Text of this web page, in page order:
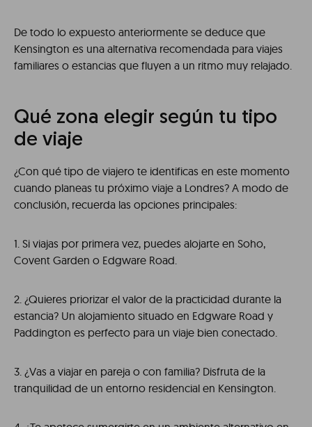
De todo lo expuesto anteriormente se deduce que
Kensington es una alternativa recomendada para viajes
familiares o estancias que fluyen a un ritmo muy relajado.
Qué zona elegir según tu tipo
de viaje
¿Con qué tipo de viajero te identificas en este momento
cuando planeas tu próximo viaje a Londres? A modo de
conclusión, recuerda las opciones principales:
1. Si viajas por primera vez, puedes alojarte en Soho,
Covent Garden o Edgware Road.
2. ¿Quieres priorizar el valor de la practicidad durante la
estancia? Un alojamiento situado en Edgware Road y
Paddington es perfecto para un viaje bien conectado.
3. ¿Vas a viajar en pareja o con familia? Disfruta de la
tranquilidad de un entorno residencial en Kensington.